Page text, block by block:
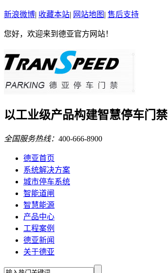
新浪微博| 收藏本站| 网站地图 | 售后支持
您好，欢迎来到德亚官方网站！
以工业级产品构建智慧停车门禁
全国服务热线： 400-666-8900
德亚首页
系统解决方案
城市停车系统
智能道闸
智慧能源
产品中心
工程案例
德亚新闻
关于德亚